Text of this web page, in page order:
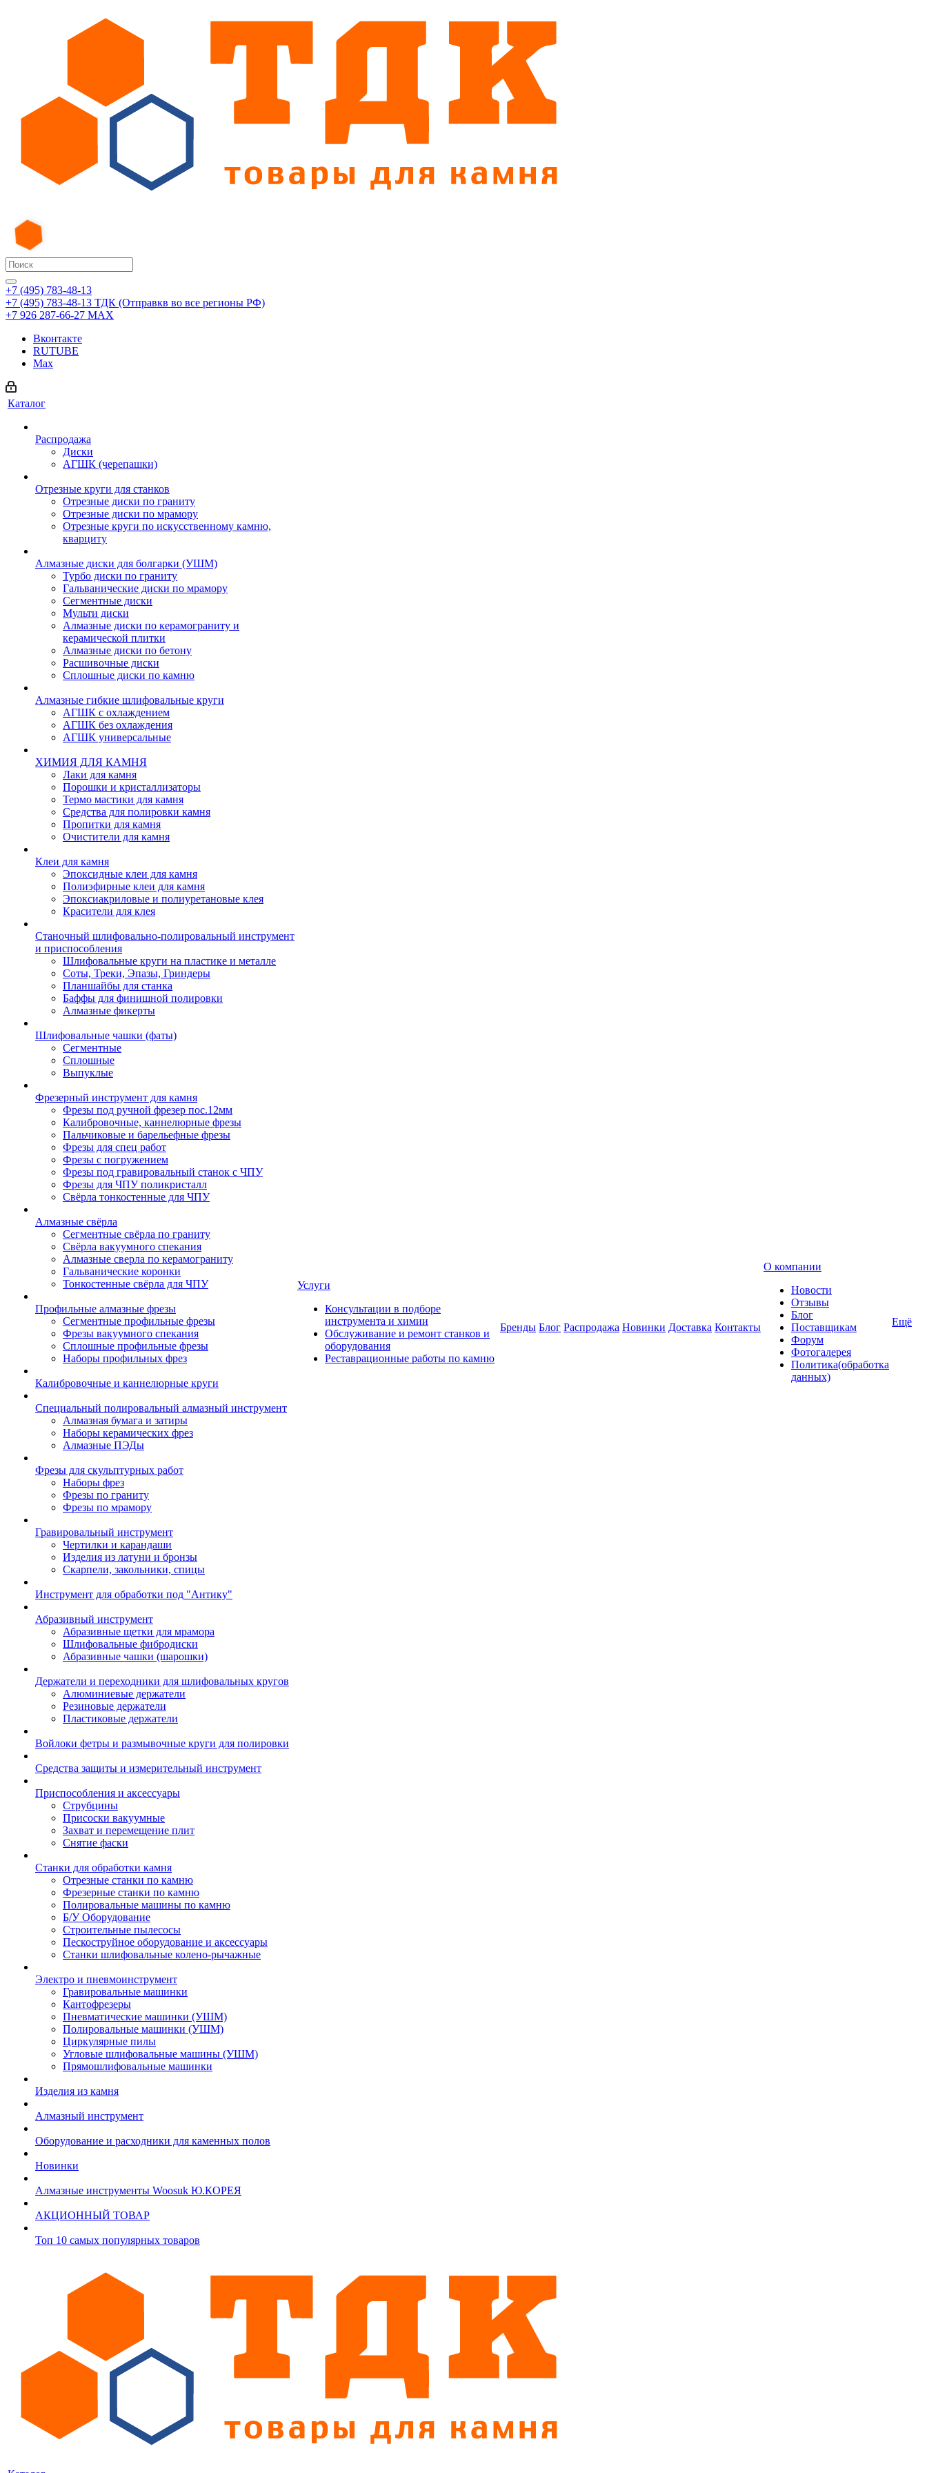
+7 (495) 783-48-13
+7 (495) 783-48-13 ТДК (Отправкв во все регионы РФ)
+7 926 287-66-27 МАХ
Вконтакте
RUTUBE
Max
Каталог
Распродажа
Диски
АГШК (черепашки)
Отрезные круги для станков
Отрезные диски по граниту
Отрезные диски по мрамору
Отрезные круги по искусственному камню,
кварциту
Алмазные диски для болгарки (УШМ)
Турбо диски по граниту
Гальванические диски по мрамору
Сегментные диски
Мульти диски
Алмазные диски по керамограниту и
керамической плитки
Алмазные диски по бетону
Расшивочные диски
Сплошные диски по камню
Алмазные гибкие шлифовальные круги
АГШК с охлаждением
АГШК без охлаждения
АГШК универсальные
ХИМИЯ ДЛЯ КАМНЯ
Лаки для камня
Порошки и кристаллизаторы
Термо мастики для камня
Средства для полировки камня
Пропитки для камня
Очистители для камня
Клеи для камня
Эпоксидные клеи для камня
Полиэфирные клеи для камня
Эпоксиакриловые и полиуретановые клея
Красители для клея
Станочный шлифовально-полировальный инструмент
и приспособления
Шлифовальные круги на пластике и металле
Соты, Треки, Эпазы, Гриндеры
Планшайбы для станка
Баффы для финишной полировки
Алмазные фикерты
Шлифовальные чашки (фаты)
Сегментные
Сплошные
Выпуклые
Фрезерный инструмент для камня
Фрезы под ручной фрезер пос.12мм
Калибровочные, каннелюрные фрезы
Пальчиковые и барельефные фрезы
Фрезы для спец работ
Фрезы с погружением
Фрезы под гравировальный станок с ЧПУ
Фрезы для ЧПУ поликристалл
Свёрла тонкостенные для ЧПУ
Алмазные свёрла
Сегментные свёрла по граниту
Свёрла вакуумного спекания
Алмазные сверла по керамограниту
Гальванические коронки
Тонкостенные свёрла для ЧПУ
Профильные алмазные фрезы
Сегментные профильные фрезы
Фрезы вакуумного спекания
Сплошные профильные фрезы
Наборы профильных фрез
Калибровочные и каннелюрные круги
Специальный полировальный алмазный инструмент
Алмазная бумага и затиры
Наборы керамических фрез
Алмазные ПЭДы
Фрезы для скульптурных работ
Наборы фрез
Фрезы по граниту
Фрезы по мрамору
Гравировальный инструмент
Чертилки и карандаши
Изделия из латуни и бронзы
Скарпели, закольники, спицы
Инструмент для обработки под "Антику"
Абразивный инструмент
Абразивные щетки для мрамора
Шлифовальные фибродиски
Абразивные чашки (шарошки)
Держатели и переходники для шлифовальных кругов
Алюминиевые держатели
Резиновые держатели
Пластиковые держатели
Войлоки фетры и размывочные круги для полировки
Средства защиты и измерительный инструмент
Приспособления и аксессуары
Струбцины
Присоски вакуумные
Захват и перемещение плит
Снятие фаски
Станки для обработки камня
Отрезные станки по камню
Фрезерные станки по камню
Полировальные машины по камню
Б/У Оборудование
Строительные пылесосы
Пескоструйное оборудование и аксессуары
Станки шлифовальные колено-рычажные
Электро и пневмоинструмент
Гравировальные машинки
Кантофрезеры
Пневматические машинки (УШМ)
Полировальные машинки (УШМ)
Циркулярные пилы
Угловые шлифовальные машины (УШМ)
Прямошлифовальные машинки
Изделия из камня
Алмазный инструмент
Оборудование и расходники для каменных полов
Новинки
Алмазные инструменты Woosuk Ю.КОРЕЯ
АКЦИОННЫЙ ТОВАР
Топ 10 самых популярных товаров
Услуги
Консультации в подборе
инструмента и химии
Обслуживание и ремонт станков и
оборудования
Реставрационные работы по камню
Бренды Блог Распродажа Новинки Доставка Контакты
О компании
Новости
Отзывы
Блог
Поставщикам
Форум
Фотогалерея
Политика(обработка
данных)
Ещё